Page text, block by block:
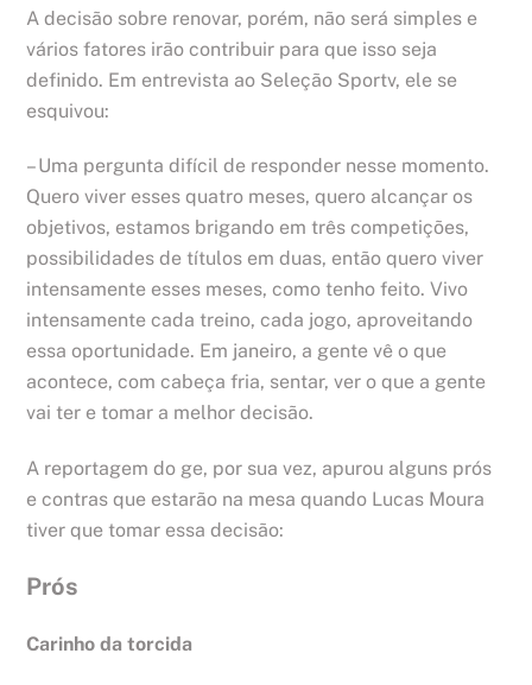
A decisão sobre renovar, porém, não será simples e
vários fatores irão contribuir para que isso seja
definido. Em entrevista ao Seleção Sportv, ele se
esquivou:
– Uma pergunta difícil de responder nesse momento.
Quero viver esses quatro meses, quero alcançar os
objetivos, estamos brigando em três competições,
possibilidades de títulos em duas, então quero viver
intensamente esses meses, como tenho feito. Vivo
intensamente cada treino, cada jogo, aproveitando
essa oportunidade. Em janeiro, a gente vê o que
acontece, com cabeça fria, sentar, ver o que a gente
vai ter e tomar a melhor decisão.
A reportagem do ge, por sua vez, apurou alguns prós
e contras que estarão na mesa quando Lucas Moura
tiver que tomar essa decisão:
Prós
Carinho da torcida